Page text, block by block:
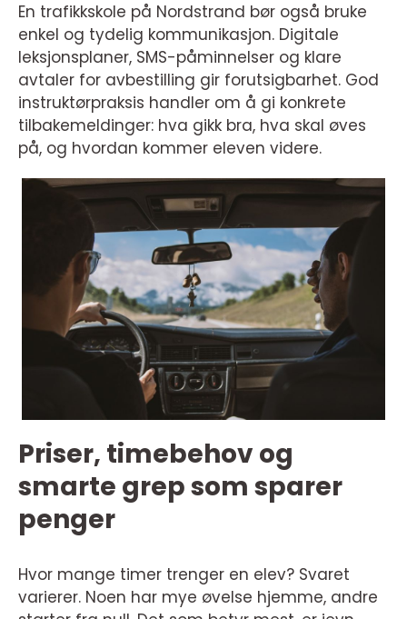
En trafikkskole på Nordstrand bør også bruke
enkel og tydelig kommunikasjon. Digitale
leksjonsplaner, SMS-påminnelser og klare
avtaler for avbestilling gir forutsigbarhet. God
instruktørpraksis handler om å gi konkrete
tilbakemeldinger: hva gikk bra, hva skal øves
på, og hvordan kommer eleven videre.
Priser, timebehov og
smarte grep som sparer
penger
Hvor mange timer trenger en elev? Svaret
varierer. Noen har mye øvelse hjemme, andre